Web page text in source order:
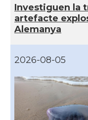
Investiguen la
artefacte
Alemanya
2026-08-05